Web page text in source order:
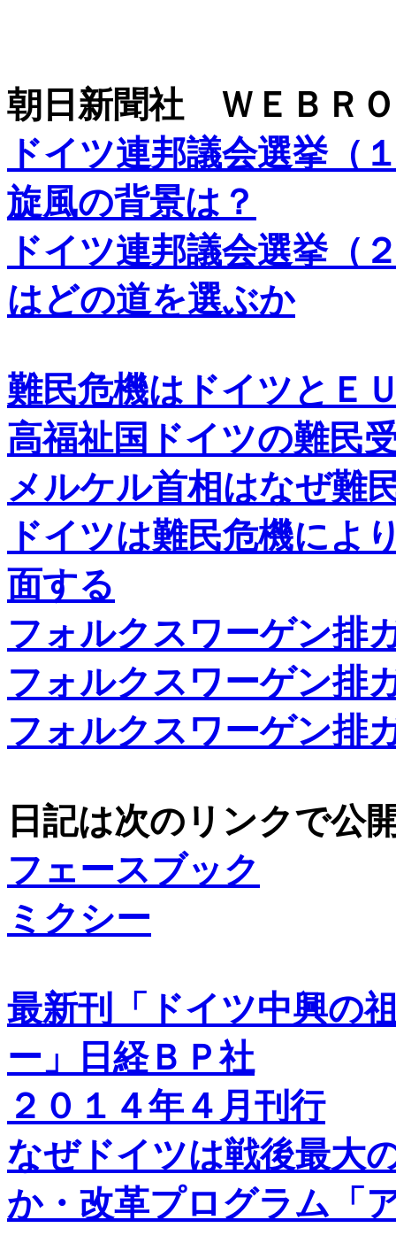
朝日新聞社 ＷＥＢＲ
ドイツ連邦議会選挙
旋風の背景は？
ドイツ連邦議会選挙
はどの道を選ぶか
難民危機はドイツとＥ
高福祉国ドイツの難民
メルケル首相はなぜ難
ドイツは難民危機によ
面する
フォルクスワーゲン排
フォルクスワーゲン排
フォルクスワーゲン排
日記は次のリンクで公
フェースブック
ミクシー
最新刊「ドイツ中興の
ー」日経ＢＰ社
２０１４年４月刊行
なぜドイツは戦後最大
か・改革プログラム「